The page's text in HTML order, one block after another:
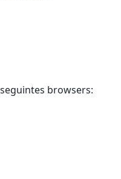
browsers: